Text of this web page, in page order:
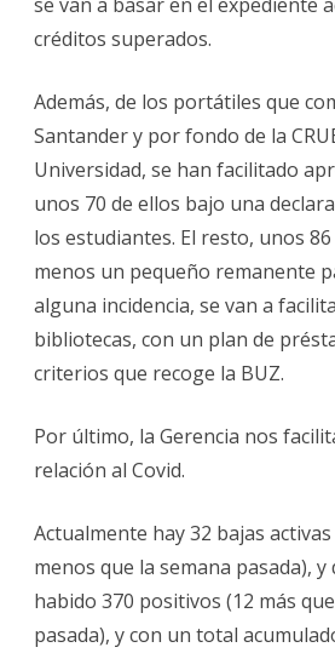
créditos superados.
Además, de los portátiles que
Santander y por fondo de la
Universidad, se han facilitado
unos 70 de ellos bajo una
los estudiantes. El resto, unos
menos un pequeño remanente
alguna incidencia, se van a
bibliotecas, con un plan de
criterios que recoge la BUZ.
Por último, la Gerencia nos
relación al Covid.
Actualmente hay 32 bajas
menos que la semana pasada), y
habido 370 positivos (12 más
pasada), y con un total